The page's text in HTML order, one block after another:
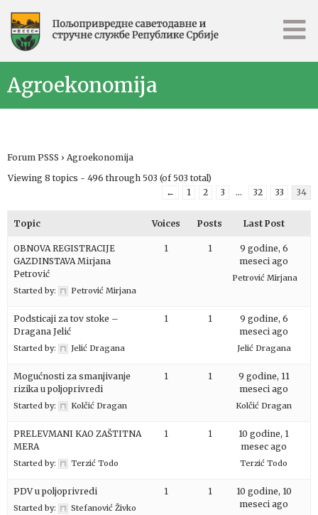
Agroekonomija
Forum PSSS › Agroekonomija
Viewing 8 topics - 496 through 503 (of 503 total)
←
1 2 3 … 32 33 34
Topic Voices Posts Last Post
OBNOVA REGISTRACIJE
GAZDINSTAVA Mirjana
Petrović
Started by: Petrović Mirjana
1 1
9 godine, 6
meseci ago
Petrović Mirjana
Podsticaji za tov stoke –
Dragana Jelić
Started by: Jelić Dragana
1 1
9 godine, 6
meseci ago
Jelić Dragana
Mogućnosti za smanjivanje
rizika u poljoprivredi
Started by: Kolčić Dragan
1 1
9 godine, 11
meseci ago
Kolčić Dragan
PRELEVMANI KAO ZAŠTITNA
MERA
Started by: Terzić Todo
1 1
10 godine, 1
mesec ago
Terzić Todo
PDV u poljoprivredi
Started by: Stefanović Živko
1 1
10 godine, 10
meseci ago